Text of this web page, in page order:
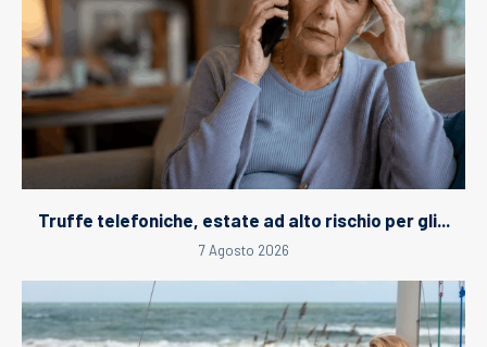
Truffe telefoniche, estate ad alto rischio per gli...
7 Agosto 2026